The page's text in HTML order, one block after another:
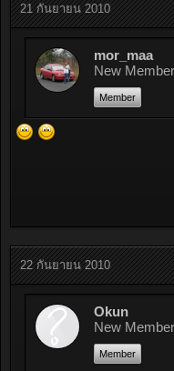
21 กันยายน 2010
mor_maa
New Member
Member
22 กันยายน 2010
Okun
New Member
Member